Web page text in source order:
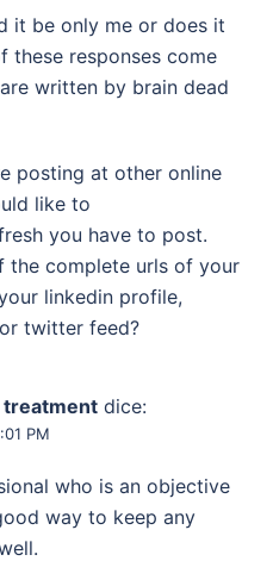
it be only me or does it
these responses come
written by brain dead
posting at other online
like to
you have to post.
the complete urls of your
linkedin profile,
twitter feed?
treatment dice:
PM
who is an objective
way to keep any